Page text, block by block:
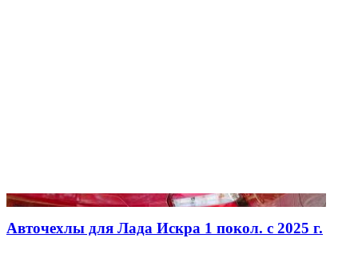
Авточехлы для Лада Искра 1 покол. с 2025 г.